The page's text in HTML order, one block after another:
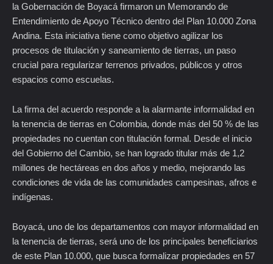
la Gobernación de Boyacá firmaron un Memorando de
Entendimiento de Apoyo Técnico dentro del Plan 10.000 Zona
Andina. Esta iniciativa tiene como objetivo agilizar los
procesos de titulación y saneamiento de tierras, un paso
crucial para regularizar terrenos privados, públicos y otros
espacios como escuelas.
La firma del acuerdo responde a la alarmante informalidad en
la tenencia de tierras en Colombia, donde más del 50 % de las
propiedades no cuentan con titulación formal. Desde el inicio
del Gobierno del Cambio, se han logrado titular más de 1,2
millones de hectáreas en dos años y medio, mejorando las
condiciones de vida de las comunidades campesinas, afros e
indígenas.
Boyacá, uno de los departamentos con mayor informalidad en
la tenencia de tierras, será uno de los principales beneficiarios
de este Plan 10.000, que busca formalizar propiedades en 57